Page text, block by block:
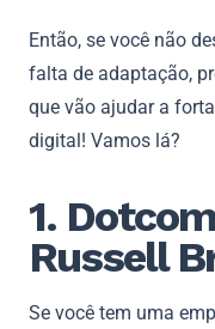
Então, se você não
falta de adaptação,
que vão ajudar a
digital! Vamos lá?
1.
Russell
Se você tem uma